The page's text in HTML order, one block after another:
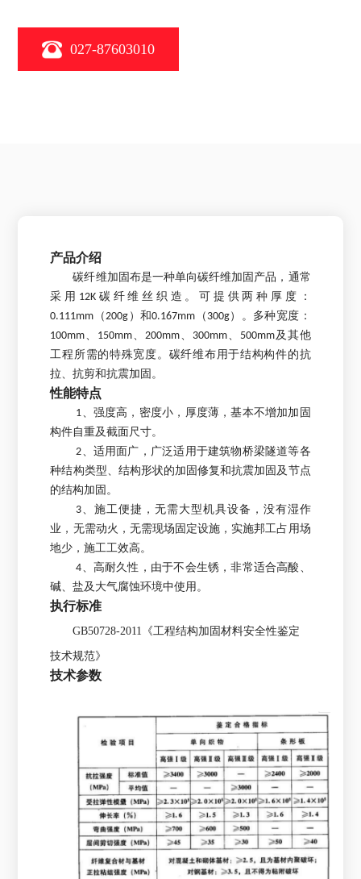
027-87603010
产品介绍
碳纤维加固布是一种单向碳纤维加固产品，通常
采用12K碳纤维丝织造。可提供两种厚度：
0.111mm（200g）和0.167mm（300g）。多种宽度：
100mm、150mm、200mm、300mm、500mm及其他
工程所需的特殊宽度。碳纤维布用于结构构件的抗
拉、抗剪和抗震加固。
性能特点
1、强度高，密度小，厚度薄，基本不增加加固
构件自重及截面尺寸。
2、适用面广，广泛适用于建筑物桥梁隧道等各
种结构类型、结构形状的加固修复和抗震加固及节点
的结构加固。
3、施工便捷，无需大型机具设备，没有湿作
业，无需动火，无需现场固定设施，实施邦工占用场
地少，施工工效高。
4、高耐久性，由于不会生锈，非常适合高酸、
碱、盐及大气腐蚀环境中使用。
执行标准
GB50728-2011《工程结构加固材料安全性鉴定
技术规范》
技术参数